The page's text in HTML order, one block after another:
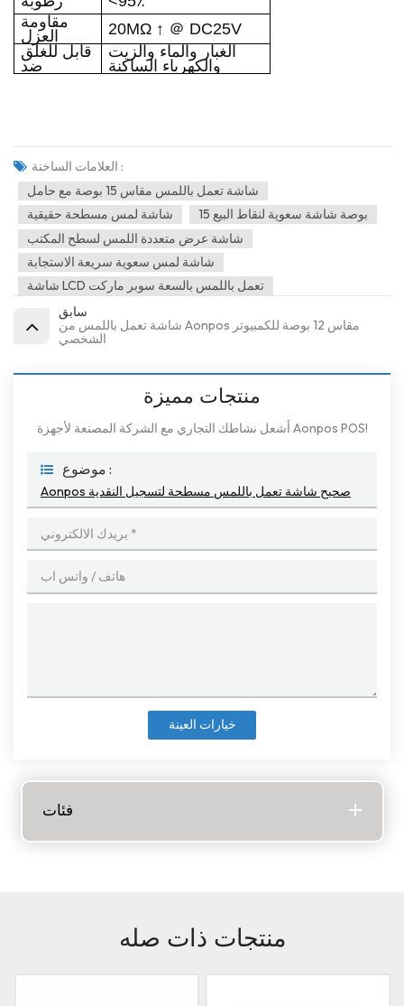
مقاومة
العزل
20MΩ ↑ ＠ DC25V
قابل للغلق
ضد
الغبار والماء والزيت
والكهرباء الساكنة
العلامات الساخنة :
شاشة تعمل باللمس مقاس 15 بوصة مع حامل
شاشة لمس مسطحة حقيقية
15 بوصة شاشة سعوية لنقاط البيع
شاشة عرض متعددة اللمس لسطح المكتب
شاشة لمس سعوية سريعة الاستجابة
شاشة LCD تعمل باللمس بالسعة سوبر ماركت
سابق
شاشة تعمل باللمس من Aonpos مقاس 12 بوصة للكمبيوتر
الشخصي
منتجات مميزة
أشعل نشاطك التجاري مع الشركة المصنعة لأجهزة Aonpos POS!
موضوع :
Aonpos صحيح شاشة تعمل باللمس مسطحة لتسجيل النقدية
خيارات العينة
فئات
منتجات ذات صله